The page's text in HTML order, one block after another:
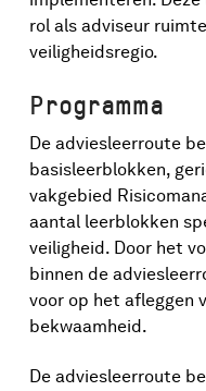
rol als adviseur
veiligheidsregio.
Programma
De adviesleerroute
basisleerblokken,
vakgebied
aantal leerblokken
veiligheid. Door het
binnen de
voor op het afleggen
bekwaamheid.
De adviesleerroute